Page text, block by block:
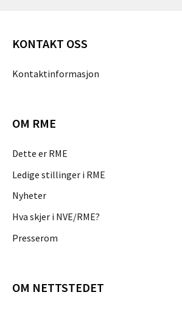
KONTAKT OSS
Kontaktinformasjon
OM RME
Dette er RME
Ledige stillinger i RME
Nyheter
Hva skjer i NVE/RME?
Presserom
OM NETTSTEDET